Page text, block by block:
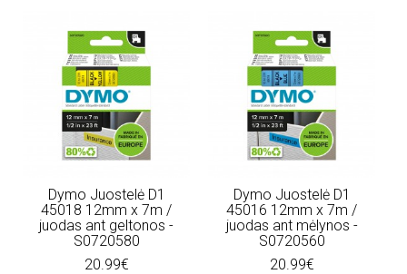
Dymo Juostelė D1
45018 12mm x 7m /
juodas ant geltonos -
S0720580
20.99€
Dymo Juostelė D1
45016 12mm x 7m /
juodas ant mėlynos -
S0720560
20.99€